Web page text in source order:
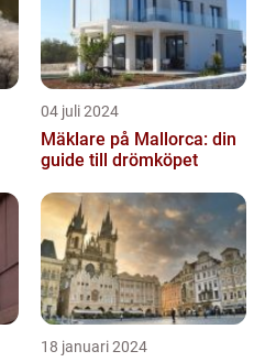
04 juli 2024
Mäklare på Mallorca: din
guide till drömköpet
18 januari 2024